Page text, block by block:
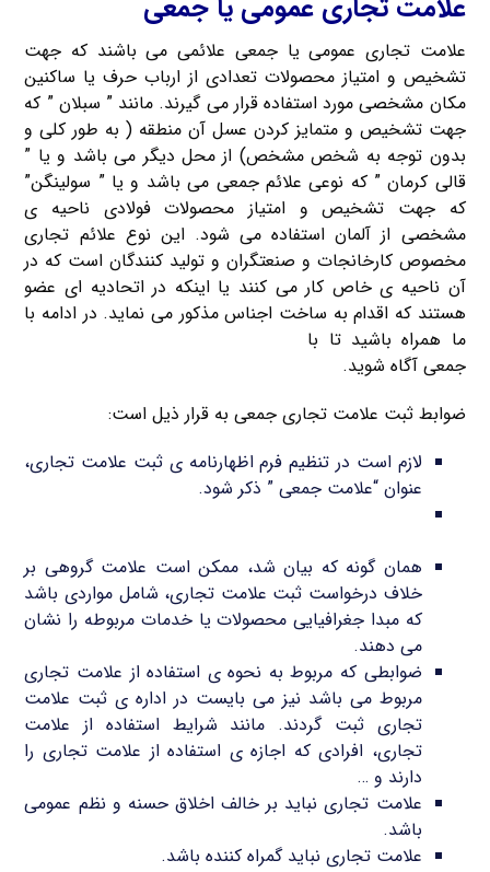
علامت تجاری عمومی یا جمعی
علامت تجاری عمومی یا جمعی علائمی می باشند که جهت
تشخیص و امتیاز محصولات تعدادی از ارباب حرف یا ساکنین
مکان مشخصی مورد استفاده قرار می گیرند. مانند ” سبلان ” که
جهت تشخیص و متمایز کردن عسل آن منطقه ( به طور کلی و
بدون توجه به شخص مشخص) از محل دیگر می باشد و یا ”
قالی کرمان ” که نوعی علائم جمعی می باشد و یا ” سولینگن”
که جهت تشخیص و امتیاز محصولات فولادی ناحیه ی
مشخصی از آلمان استفاده می شود. این نوع علائم تجاری
مخصوص کارخانجات و صنعتگران و تولید کنندگان است که در
آن ناحیه ی خاص کار می کنند یا اینکه در اتحادیه ای عضو
هستند که اقدام به ساخت اجناس مذکور می نماید. در ادامه با
ما همراه باشید تا با
جمعی آگاه شوید.
ضوابط ثبت علامت تجاری جمعی به قرار ذیل است:
لازم است در تنظیم فرم اظهارنامه ی ثبت علامت تجاری،
عنوان “علامت جمعی ” ذکر شود.
همان گونه که بیان شد، ممکن است علامت گروهی بر
خلاف درخواست ثبت علامت تجاری، شامل مواردی باشد
که مبدا جغرافیایی محصولات یا خدمات مربوطه را نشان
می دهند.
ضوابطی که مربوط به نحوه ی استفاده از علامت تجاری
مربوط می باشد نیز می بایست در اداره ی ثبت علامت
تجاری ثبت گردند. مانند شرایط استفاده از علامت
تجاری، افرادی که اجازه ی استفاده از علامت تجاری را
دارند و …
علامت تجاری نباید بر خالف اخلاق حسنه و نظم عمومی
باشد.
علامت تجاری نباید گمراه کننده باشد.